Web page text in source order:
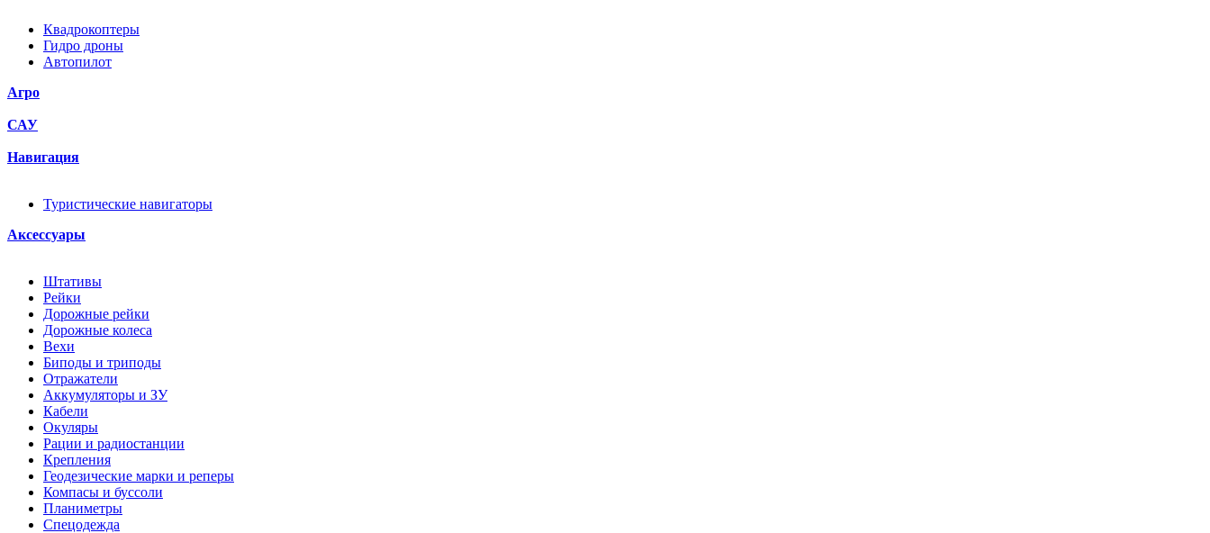
Квадрокоптеры
Гидро дроны
Автопилот
Агро
САУ
Навигация
Туристические навигаторы
Аксессуары
Штативы
Рейки
Дорожные рейки
Дорожные колеса
Вехи
Биподы и триподы
Отражатели
Аккумуляторы и ЗУ
Кабели
Окуляры
Рации и радиостанции
Крепления
Геодезические марки и реперы
Компасы и буссоли
Планиметры
Спецодежда